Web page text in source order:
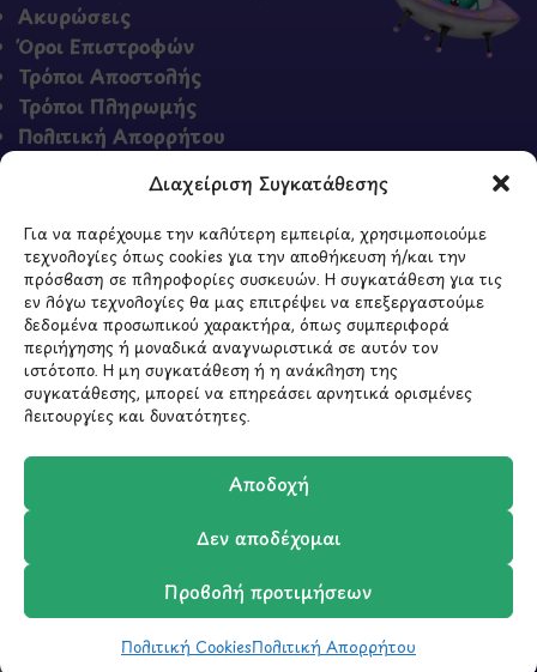
Διαχείριση Συγκατάθεσης
Για να παρέχουμε την καλύτερη εμπειρία, χρησιμοποιούμε
τεχνολογίες όπως cookies για την αποθήκευση ή/και την
πρόσβαση σε πληροφορίες συσκευών. Η συγκατάθεση για τις
εν λόγω τεχνολογίες θα μας επιτρέψει να επεξεργαστούμε
δεδομένα προσωπικού χαρακτήρα, όπως συμπεριφορά
περιήγησης ή μοναδικά αναγνωριστικά σε αυτόν τον
ιστότοπο. Η μη συγκατάθεση ή η ανάκληση της
συγκατάθεσης, μπορεί να επηρεάσει αρνητικά ορισμένες
λειτουργίες και δυνατότητες.
Αποδοχή
Δεν αποδέχομαι
Προβολή προτιμήσεων
Πολιτική CookiesΠολιτική Απορρήτου
Ακυρώσεις
Όροι Επιστροφών
Τρόποι Αποστολής
Τρόποι Πληρωμής
Πολιτική Απορρήτου
ΜΕΝΟΥ
Ο Λογαριασμός μου
Σύγκριση Προϊόντων
Wishlist
Καλάθι
Shop
ΣΧΕΤΙΚΑ ΜΕ ΕΜΑΣ
Σχετικά με εμάς
Επικοινωνία
WishlistΚαλάθιΣύγκριση
Ο Λογαριασμός μου